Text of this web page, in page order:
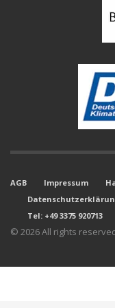
AGB Impressum
Tel: +49 3375 920713
© 2026 All rights